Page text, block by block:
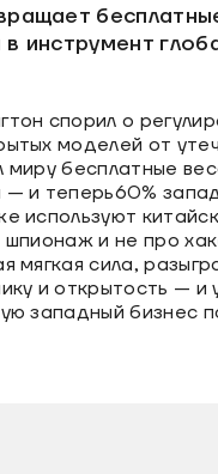
инструмент
спорил о
моделей от
миру бесплатные
— и теперь60%
используют
шпионаж и не про
мягкая сила,
и открытость — и
западный бизнес